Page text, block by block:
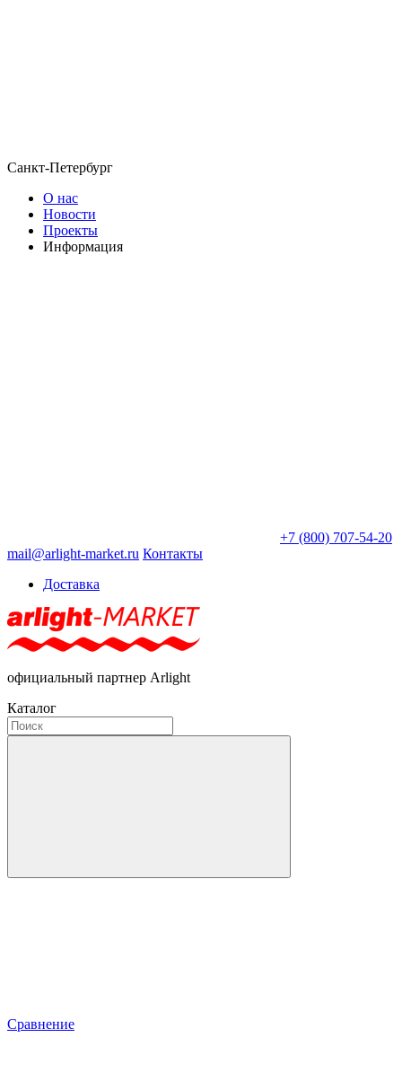
Санкт-Петербург
О нас
Новости
Проекты
Информация
+7 (800) 707-54-20
mail@arlight-market.ru Контакты
Доставка
официальный партнер Arlight
Каталог
Сравнение